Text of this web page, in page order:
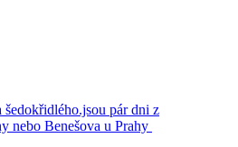
šedokřidlého.jsou pár dni z
nebo Benešova u Prahy